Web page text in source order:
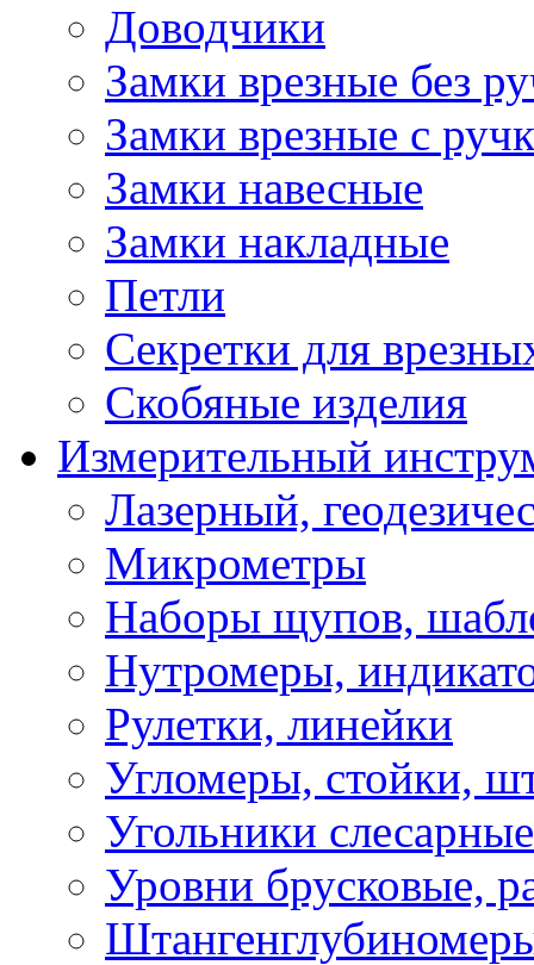
Доводчики
Замки врезные без
Замки врезные с
Замки навесные
Замки накладные
Петли
Секретки для
Скобяные изделия
Измерительный
Лазерный,
Микрометры
Наборы щупов,
Нутромеры,
Рулетки, линейки
Угломеры, стойки,
Угольники слесарные
Уровни брусковые,